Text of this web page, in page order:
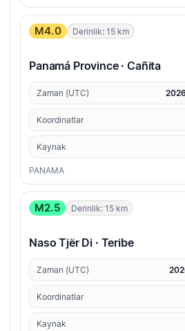
M4.0 Derinlik: 15 km
Panamá Province · Cañita
Zaman (UTC)
Koordinatlar
Kaynak
PANAMA
M2.5 Derinlik: 15 km
Naso Tjër Di · Teribe
Zaman (UTC)
Koordinatlar
Kaynak